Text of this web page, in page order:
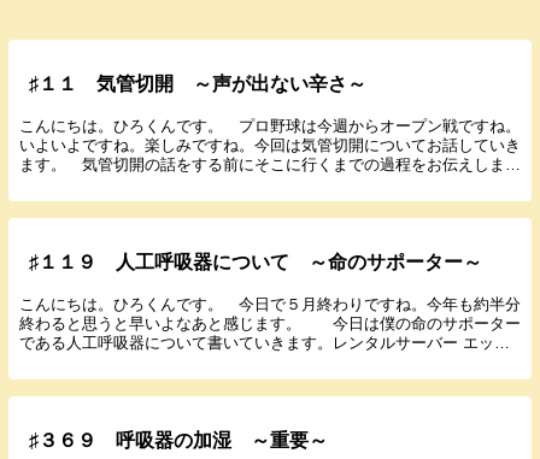
♯１１ 気管切開 ～声が出ない辛さ～
こんにちは。ひろくんです。 プロ野球は今週からオープン戦ですね。
いよいよですね。楽しみですね。今回は気管切開についてお話していき
ます。 気管切開の話をする前にそこに行くまでの過程をお伝えしま
♯１１９ 人工呼吸器について ～命のサポーター～
こんにちは。ひろくんです。 今日で５月終わりですね。今年も約半分
終わると思うと早いよなあと感じます。 今日は僕の命のサポーター
である人工呼吸器について書いていきます。レンタルサーバー エック
♯３６９ 呼吸器の加湿 ～重要～